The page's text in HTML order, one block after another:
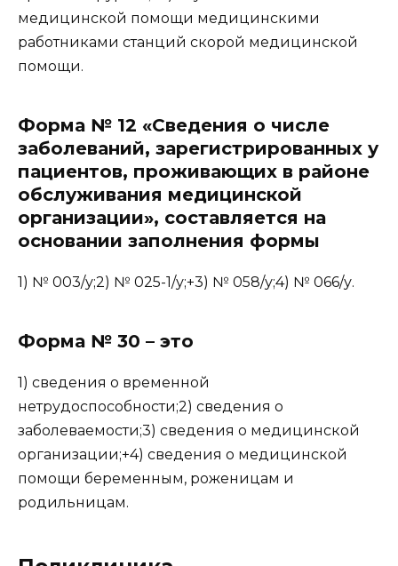
медицинской помощи медицинскими
работниками станций скорой медицинской
помощи.
Форма № 12 «Сведения о числе
заболеваний, зарегистрированных у
пациентов, проживающих в районе
обслуживания медицинской
организации», составляется на
основании заполнения формы
1) № 003/у;2) № 025-1/у;+3) № 058/у;4) № 066/у.
Форма № 30 – это
1) сведения о временной
нетрудоспособности;2) сведения о
заболеваемости;3) сведения о медицинской
организации;+4) сведения о медицинской
помощи беременным, роженицам и
родильницам.